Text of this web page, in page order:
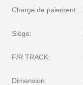
Charge de paiement:
Siège:
F/R TRACK:
Dimension: